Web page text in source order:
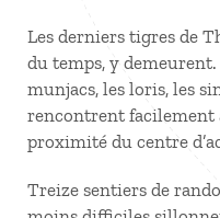
Les derniers tigres de
du temps, y
munjacs, les loris, les
rencontrent facilement
proximité du centre
Treize sentiers de